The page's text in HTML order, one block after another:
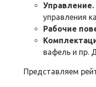
Управление.
управления
Рабочие
вафель и пр.
Представляем